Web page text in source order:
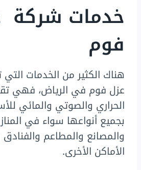
خدمات شركة
فوم
هناك الكثير من الخدمات
عزل فوم في الرياض، فهي
الحراري والصوتي والمائي
بجميع أنواعها سواء في
والمصانع والمطاعم
الأماكن الأخرى.